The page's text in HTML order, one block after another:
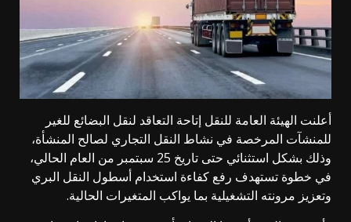
أعلنت الهيئة العامة للنقل إتاحة التعاقد لنقل البضائع للغير
للمنشآت المرخصة في نشاط النقل التجاري لصالح المنشأة،
وذلك بشكل استثنائي حتى تاريخ 25 سبتمبر من العام الحالي،
في خطوة تستهدف رفع كفاءة استخدام أسطول النقل البري
وتعزيز مرونته التشغيلية بما يواكب المتغيرات الحالية.